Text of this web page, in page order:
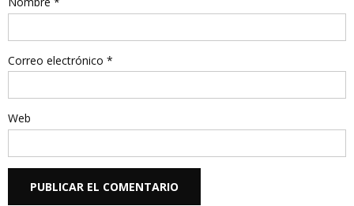
Correo electrónico *
Web